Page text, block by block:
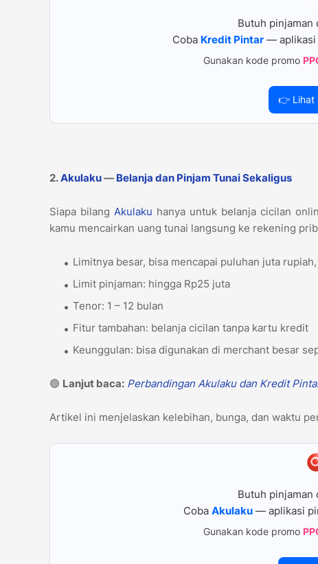
Butuh pinjaman
Coba Kredit Pintar — aplikasi
Gunakan kode promo
👉 Lihat
2.Akulaku— Belanja dan Pinjam Tunai Sekaligus
Siapa bilangAkulaku hanya untuk belanja cicilan
kamu mencairkan uang tunai langsung ke rekening
Limitnya besar, bisa mencapai puluhan juta
Limit pinjaman: hingga Rp25 juta
Tenor: 1 – 12 bulan
Fitur tambahan: belanja cicilan tanpa kartu kredit
Keunggulan: bisa digunakan di merchant besar
🟢 Lanjut baca: Perbandingan Akulaku dan Kredit
Artikel ini menjelaskan kelebihan, bunga, dan waktu
Butuh pinjaman
Coba Akulaku — aplikasi
Gunakan kode promo